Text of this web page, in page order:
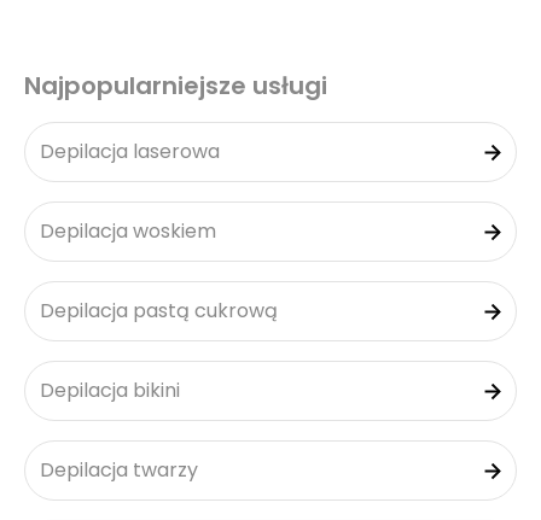
Najpopularniejsze usługi
Depilacja laserowa
Depilacja woskiem
Depilacja pastą cukrową
Depilacja bikini
Depilacja twarzy